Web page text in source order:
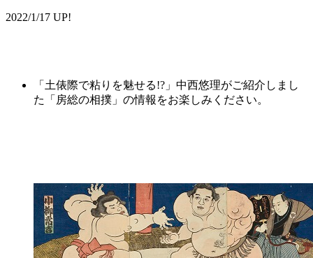
2022/1/17 UP!
「土俵際で粘りを魅せる!?」中西悠理がご紹介しまし
た「房総の相撲」の情報をお楽しみください。